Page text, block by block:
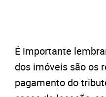
É importante
dos imóveis são os
pagamento do